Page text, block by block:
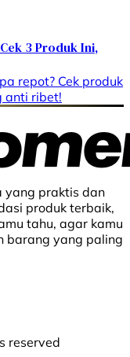
3 Produk Ini,
repot? Cek produk
anti ribet!
yang praktis dan
produk terbaik,
tahu, agar kamu
barang yang paling
reserved